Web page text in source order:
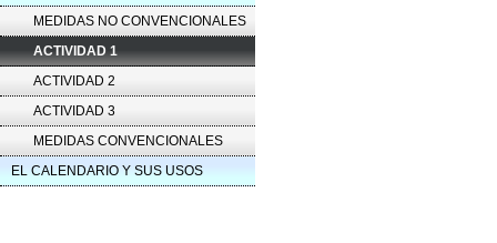
MEDIDAS NO CONVENCIONALES
ACTIVIDAD 1
ACTIVIDAD 2
ACTIVIDAD 3
MEDIDAS CONVENCIONALES
EL CALENDARIO Y SUS USOS